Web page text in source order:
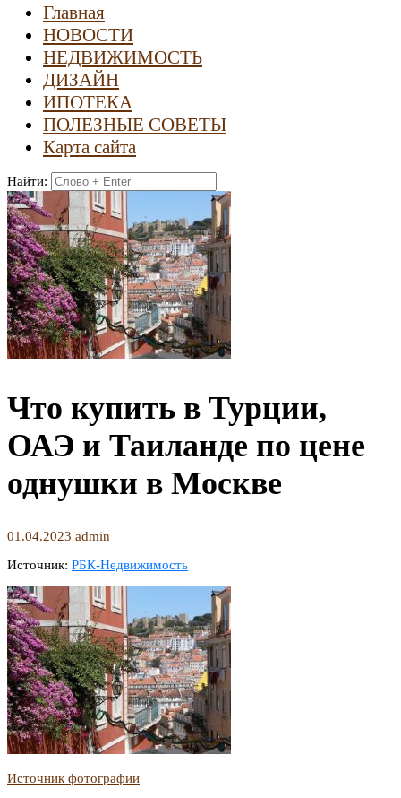
Главная
НОВОСТИ
НЕДВИЖИМОСТЬ
ДИЗАЙН
ИПОТЕКА
ПОЛЕЗНЫЕ СОВЕТЫ
Карта сайта
Найти:
Что купить в Турции,
ОАЭ и Таиланде по цене
однушки в Москве
01.04.2023 admin
Источник: РБК-Недвижимость
Источник фотографии